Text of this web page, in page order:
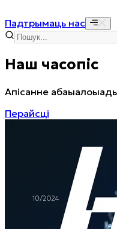
Падтрымаць нас
Наш часопіс
Апісанне
Перайсці